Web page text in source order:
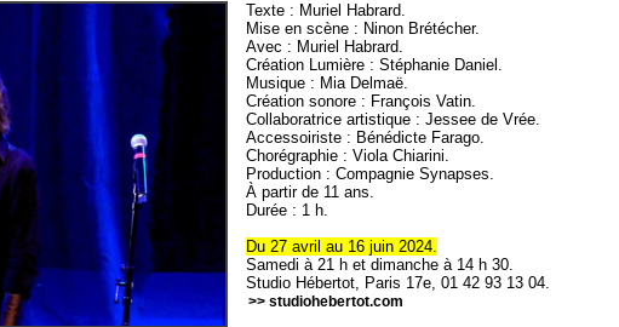
Texte : Muriel Habrard.
Mise en scène : Ninon Brétécher.
Avec : Muriel Habrard.
Création Lumière : Stéphanie Daniel.
Musique : Mia Delmaë.
Création sonore : François Vatin.
Collaboratrice artistique : Jessee de Vrée.
Accessoiriste : Bénédicte Farago.
Chorégraphie : Viola Chiarini.
Production : Compagnie Synapses.
À partir de 11 ans.
Durée : 1 h.
Du 27 avril au 16 juin 2024.
Samedi à 21 h et dimanche à 14 h 30.
Studio Hébertot, Paris 17e, 01 42 93 13 04.
>> studiohebertot.com